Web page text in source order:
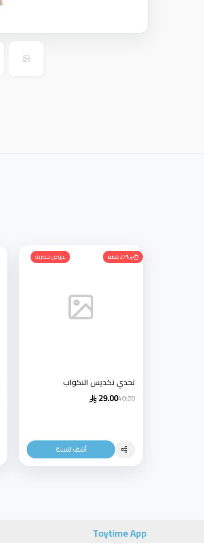
27% خصم عروض حصرية
تحدي تكديس الاكواب
40.00
29.00
أضف للسلة
Toytime App